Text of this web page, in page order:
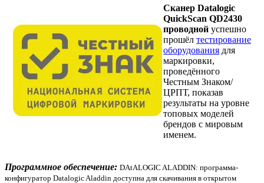
Сканер Datalogic
QuickScan QD2430
проводной успешно
прошёл тестирование
оборудования для
маркировки,
проведённого
Честным Знаком/
ЦРПТ, показав
результаты на уровне
топовых моделей
брендов с мировым
именем.
Программное обеспечение: DAtALOGIC ALADDIN: программа-
конфигуратор Datalogic Aladdin доступна для скачивания в открытом